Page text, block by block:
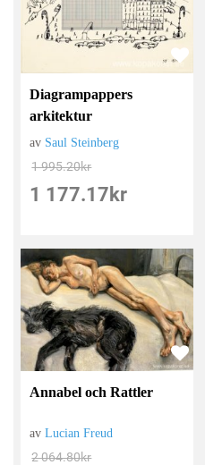
Diagrampappers
arkitektur
av Saul Steinberg
1 995.20kr
1 177.17 kr
Annabel och Rattler
avLucian Freud
2 064.80kr